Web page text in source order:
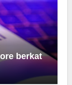
berkat